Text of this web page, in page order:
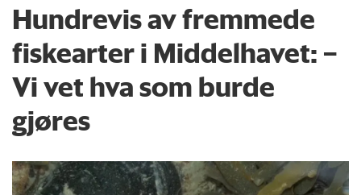
Hundrevis av fremmede
fiskearter i Middelhavet: –
Vi vet hva som burde
gjøres